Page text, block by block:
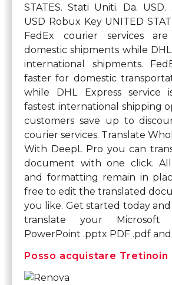
STATES. Stati Uniti. Da.
USD Robux Key UNITED
FedEx courier services
domestic shipments while
international shipments.
faster for domestic
while DHL Express service
fastest international shipping
customers save up to
courier services. Translate
With DeepL Pro you can
document with one click.
and formatting remain in
free to edit the translated
you like. Get started today
translate your Microsoft
PowerPoint .pptx PDF .pdf
Posso acquistare Tretinoin